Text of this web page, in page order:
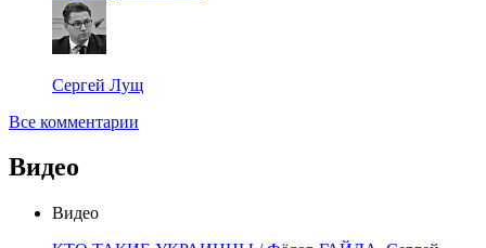
Сергей Лущ
Все комментарии
Видео
Видео